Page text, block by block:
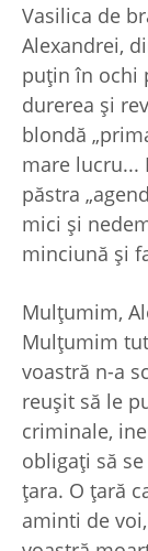
Vasilica de
Alexandrei,
puţin în ochi
durerea şi
blondă
mare lucru...
păstra
mici şi
minciună şi
Mulţumim,
Mulţumim
voastră n-a
reuşit să le
criminale,
obligaţi să
ţara. O ţară
aminti de